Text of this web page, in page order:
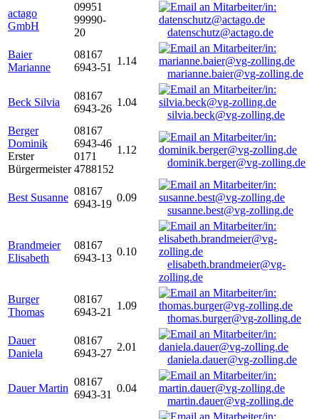
actago
GmbH
09951
99990-
20
datenschutz@actago.de
Baier
Marianne
08167
6943-51
1.14
marianne.baier@vg-zolling.de
Beck Silvia
08167
6943-26
1.04
silvia.beck@vg-zolling.de
Berger
Dominik
Erster
Bürgermeister
08167
6943-46
0171
4788152
1.12
dominik.berger@vg-zolling.de
Best Susanne
08167
6943-19
0.09
susanne.best@vg-zolling.de
Brandmeier
Elisabeth
08167
6943-13
0.10
elisabeth.brandmeier@vg-
zolling.de
Burger
Thomas
08167
6943-21
1.09
thomas.burger@vg-zolling.de
Dauer
Daniela
08167
6943-27
2.01
daniela.dauer@vg-zolling.de
Dauer Martin
08167
6943-31
0.04
martin.dauer@vg-zolling.de